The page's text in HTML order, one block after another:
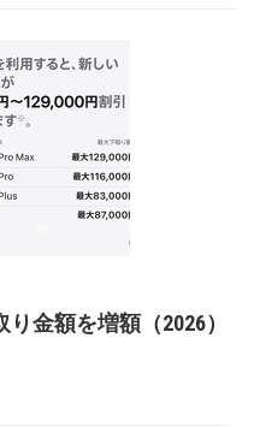
金額を増額（2026）